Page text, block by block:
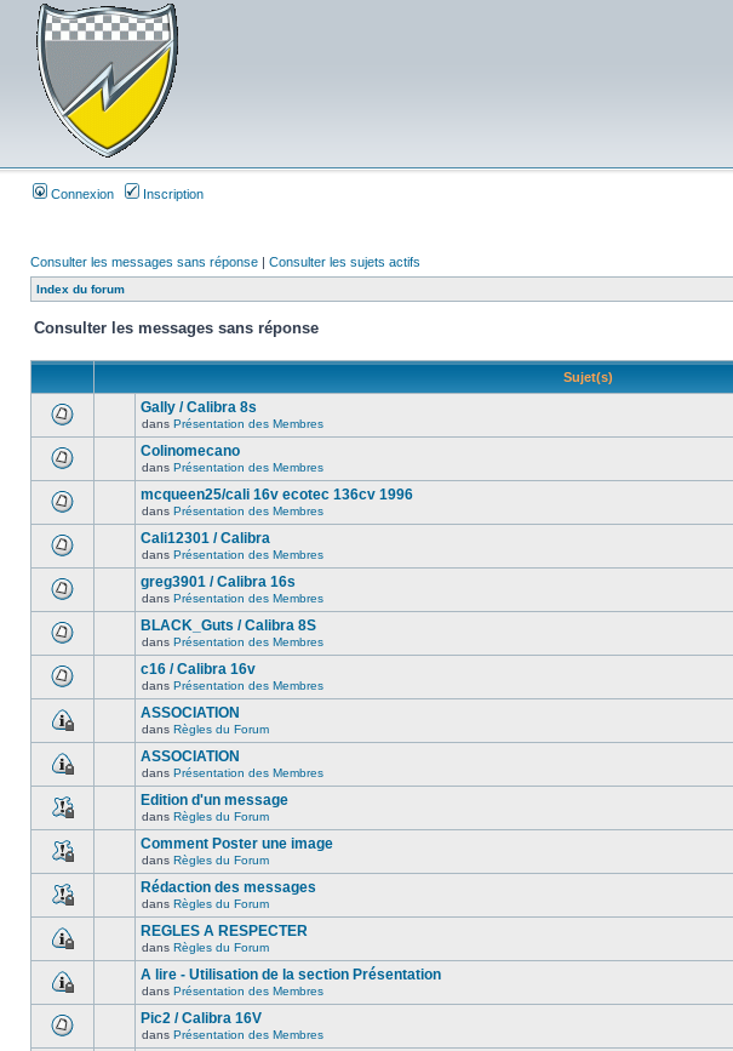
Connexion Inscription
Consulter les messages sans réponse | Consulter les sujets actifs
Index du forum
Consulter les messages sans réponse
Sujet(s)
Gally / Calibra 8s
dans Présentation des Membres
Colinomecano
dans Présentation des Membres
mcqueen25/cali 16v ecotec 136cv 1996
dans Présentation des Membres
Cali12301 / Calibra
dans Présentation des Membres
greg3901 / Calibra 16s
dans Présentation des Membres
BLACK_Guts / Calibra 8S
dans Présentation des Membres
c16 / Calibra 16v
dans Présentation des Membres
ASSOCIATION
dans Règles du Forum
ASSOCIATION
dans Présentation des Membres
Edition d'un message
dans Règles du Forum
Comment Poster une image
dans Règles du Forum
Rédaction des messages
dans Règles du Forum
REGLES A RESPECTER
dans Règles du Forum
A lire - Utilisation de la section Présentation
dans Présentation des Membres
Pic2 / Calibra 16V
dans Présentation des Membres